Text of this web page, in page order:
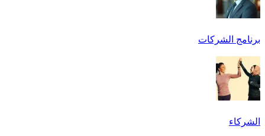
برنامج الشركات
الشركاء